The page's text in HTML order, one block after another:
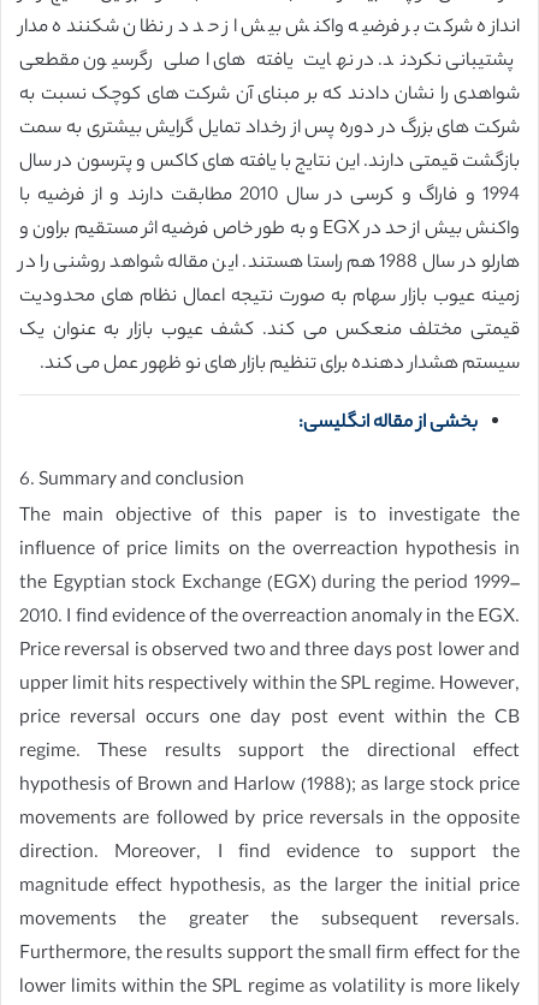
اندازه شرکت بر فرضیه واکنش بیش از حد در نظان شکننده مدار
پشتیبانی نکردند. در نهایت یافته های اصلی رگرسیون مقطعی
شواهدی را نشان دادند که بر مبنای آن شرکت های کوچک نسبت به
شرکت های بزرگ در دوره پس از رخداد تمایل گرایش بیشتری به سمت
بازگشت قیمتی دارند. این نتایج با یافته های کاکس و پترسون در سال
1994 و فاراگ و کرسی در سال 2010 مطابقت دارند و از فرضیه با
واکنش بیش از حد در EGX و به طور خاص فرضیه اثر مستقیم براون و
هارلو در سال 1988 هم راستا هستند. این مقاله شواهد روشنی را در
زمینه عیوب بازار سهام به صورت نتیجه اعمال نظام های محدودیت
قیمتی مختلف منعکس می کند. کشف عیوب بازار به عنوان یک
سیستم هشدار دهنده برای تنظیم بازار های نو ظهور عمل می کند.
بخشی از مقاله انگلیسی:
6. Summary and conclusion
The main objective of this paper is to investigate the
influence of price limits on the overreaction hypothesis in
the Egyptian stock Exchange (EGX) during the period 1999–
2010. I find evidence of the overreaction anomaly in the EGX.
Price reversal is observed two and three days post lower and
upper limit hits respectively within the SPL regime. However,
price reversal occurs one day post event within the CB
regime. These results support the directional effect
hypothesis of Brown and Harlow (1988); as large stock price
movements are followed by price reversals in the opposite
direction. Moreover, I find evidence to support the
magnitude effect hypothesis, as the larger the initial price
movements the greater the subsequent reversals.
Furthermore, the results support the small firm effect for the
lower limits within the SPL regime as volatility is more likely